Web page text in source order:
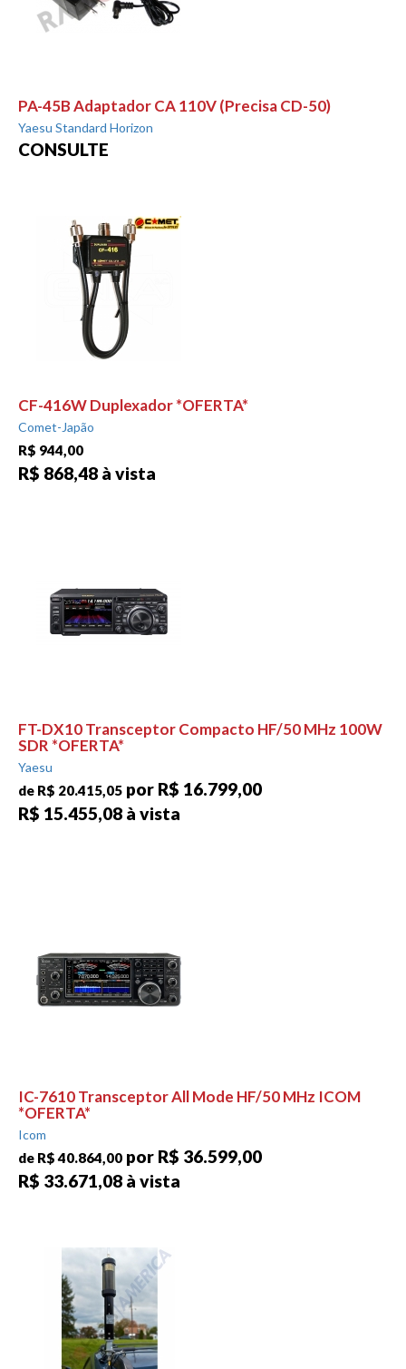
PA-45B Adaptador CA 110V (Precisa CD-50)
Yaesu Standard Horizon
CONSULTE
CF-416W Duplexador *OFERTA*
Comet-Japão
R$ 944,00
R$ 868,48 à vista
FT-DX10 Transceptor Compacto HF/50 MHz 100W
SDR *OFERTA*
Yaesu
de R$ 20.415,05 por R$ 16.799,00
R$ 15.455,08 à vista
IC-7610 Transceptor All Mode HF/50 MHz ICOM
*OFERTA*
Icom
de R$ 40.864,00 por R$ 36.599,00
R$ 33.671,08 à vista